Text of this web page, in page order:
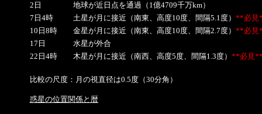
2日
地球が近日点を通過（1億4709千万km）
7日4時
土星が月に接近（南東、高度10度、間隔5.1度） **必見
10日8時
金星が月に接近（南東、高度10度、間隔2.7度） **必見
17日
水星が外合
22日4時
木星が月に接近（南西、高度5度、間隔1.3度） **必見
比較の尺度：月の視直径は0.5度（30分角）
惑星の位置関係と暦